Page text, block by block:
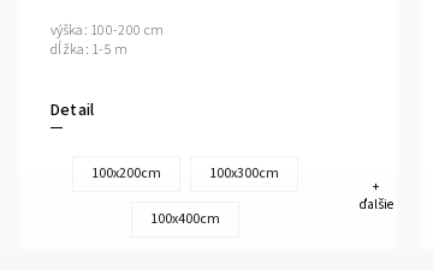
Detail
výška: 100-200 cm
dĺžka: 1-5 m
100x200cm 100x300cm
100x400cm
+
ďalšie